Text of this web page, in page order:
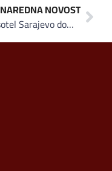
NAREDNA NOVOST
Swissotel Sarajevo domaćin spektakularnom OneLife 2025, jednom od vodećih svjetskih automobilskih događaja